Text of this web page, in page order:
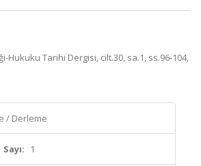
Hukuku Tarihi Dergisi, cilt.30, sa.1, ss.96-104,
/ Derleme
Sayı: 1